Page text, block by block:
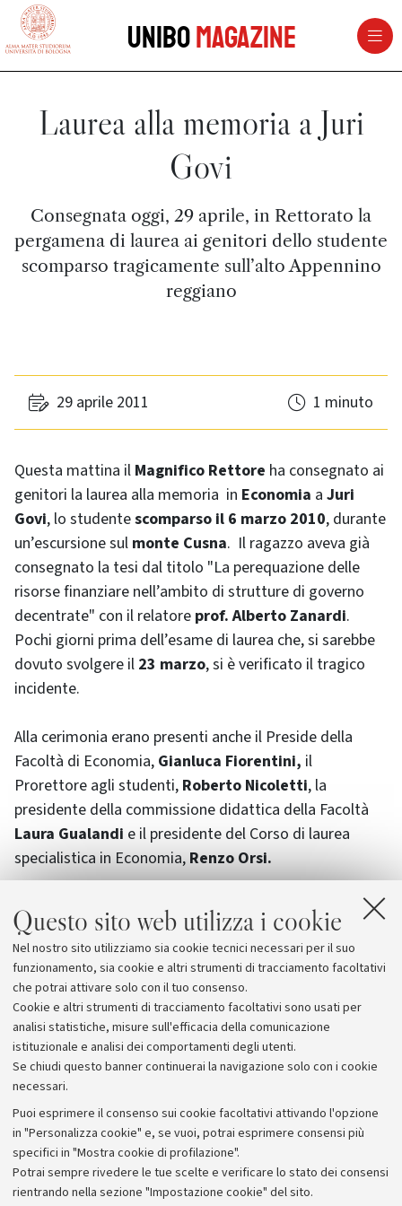
Questo sito web utilizza i cookie
Nel nostro sito utilizziamo sia cookie tecnici necessari per il suo
funzionamento, sia cookie e altri strumenti di tracciamento facoltativi
che potrai attivare solo con il tuo consenso.
Cookie e altri strumenti di tracciamento facoltativi sono usati per
analisi statistiche, misure sull'efficacia della comunicazione
istituzionale e analisi dei comportamenti degli utenti.
Se chiudi questo banner continuerai la navigazione solo con i cookie
necessari.
Puoi esprimere il consenso sui cookie facoltativi attivando l'opzione
in "Personalizza cookie" e, se vuoi, potrai esprimere consensi più
specifici in "Mostra cookie di profilazione".
Potrai sempre rivedere le tue scelte e verificare lo stato dei consensi
rientrando nella sezione "Impostazione cookie" del sito.
vai al contenuto della pagina
UniboMagazine
Laurea alla memoria a Juri
Govi
Consegnata oggi, 29 aprile, in Rettorato la
pergamena di laurea ai genitori dello studente
scomparso tragicamente sull’alto Appennino
reggiano
29 aprile 2011 1 minuto
Questa mattina il Magnifico Rettore ha consegnato ai
genitori la laurea alla memoria in Economia a Juri
Govi, lo studentescomparso il 6 marzo 2010, durante
un’escursione sul monte Cusna. Il ragazzo aveva già
consegnato la tesi dal titolo "La perequazione delle
risorse finanziare nell’ambito di strutture di governo
decentrate" con il relatore prof. Alberto Zanardi.
Pochi giorni prima dell’esame di laurea che, si sarebbe
dovuto svolgere il 23 marzo, si è verificato il tragico
incidente.
Alla cerimonia erano presenti anche il Preside della
Facoltà di Economia, Gianluca Fiorentini, il
Prorettore agli studenti, Roberto Nicoletti, la
presidente della commissione didattica della Facoltà
Laura Gualandi e il presidente del Corso di laurea
specialistica in Economia, Renzo Orsi.
Nel corso della cerimonia il Rettore
ha ricordato, oltre
alle attività curriculari del giovane, l’impegno civile per
la sua terra e la sua gente. Juri era infatti consigliere
comunale diVilla Minozzoe consigliere della Comunità
Montana dell’Appennino reggiano.
Archivio
Comunicati stampa
Redazione
Rassegna stampa